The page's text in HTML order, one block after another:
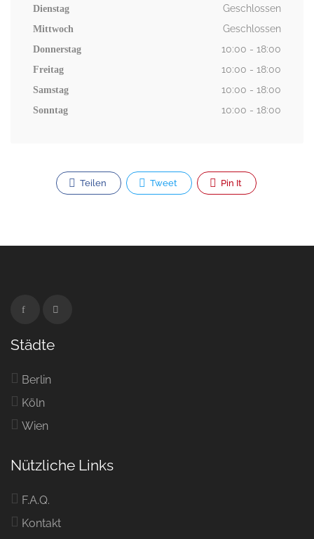
Dienstag Geschlossen
Mittwoch Geschlossen
Donnerstag 10:00 - 18:00
Freitag 10:00 - 18:00
Samstag 10:00 - 18:00
Sonntag 10:00 - 18:00
Teilen Tweet Pin It
Städte
Berlin
Köln
Wien
Nützliche Links
F.A.Q.
Kontakt